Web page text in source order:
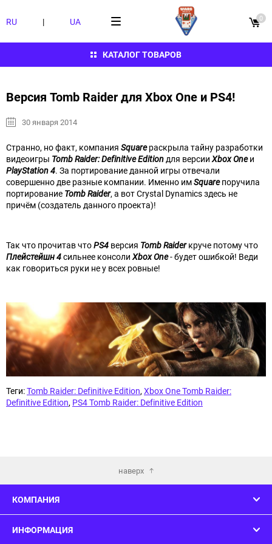
КАТАЛОГ ТОВАРОВ
RU | UA 0
Версия Tomb Raider для Xbox One и PS4!
30 января 2014
Странно, но факт, компания Squareраскрыла тайну разработки
видеоигры Tomb Raider: Definitive Editionдля версииXbox Oneи
PlayStation 4. За портирование данной игры отвечали
совершенно две разные компании. Именно имSquareпоручила
портирование Tomb Raider, а вот Crystal Dynamics здесь не
причём (создатель данного проекта)!
Так что прочитав чтоPS4 версия Tomb Raiderкруче потому что
Плейстейшн 4сильнее консолиXbox One- будет ошибкой! Веди
как говориться руки не у всех ровные!
Теги:Tomb Raider: Definitive Edition, Xbox One Tomb Raider:
Definitive Edition, PS4 Tomb Raider: Definitive Edition
наверх
КОМПАНИЯ
ИНФОРМАЦИЯ